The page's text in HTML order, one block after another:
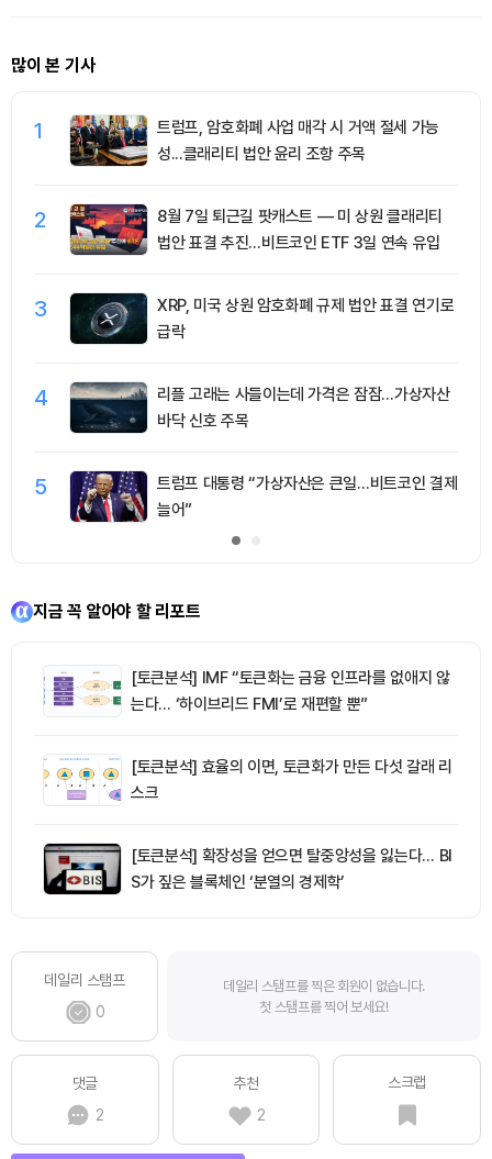
많이 본 기사
1
트럼프, 암호화폐 사업 매각 시 거액 절세 가능
성...클래리티 법안 윤리 조항 주목
2
8월 7일 퇴근길 팟캐스트 — 미 상원 클래리티
법안 표결 추진…비트코인 ETF 3일 연속 유입
3
XRP, 미국 상원 암호화폐 규제 법안 표결 연기로
급락
4
리플 고래는 사들이는데 가격은 잠잠…가상자산
바닥 신호 주목
5
트럼프 대통령 “가상자산은 큰일…비트코인 결제
늘어”
지금 꼭 알아야 할 리포트
[토큰분석] IMF “토큰화는 금융 인프라를 없애지 않
는다… ‘하이브리드 FMI’로 재편할 뿐”
[토큰분석] 효율의 이면, 토큰화가 만든 다섯 갈래 리
스크
[토큰분석] 확장성을 얻으면 탈중앙성을 잃는다… BI
S가 짚은 블록체인 ‘분열의 경제학’
데일리 스탬프
0
데일리 스탬프를 찍은 회원이 없습니다.
첫 스탬프를 찍어 보세요!
댓글
2
추천
2
스크랩